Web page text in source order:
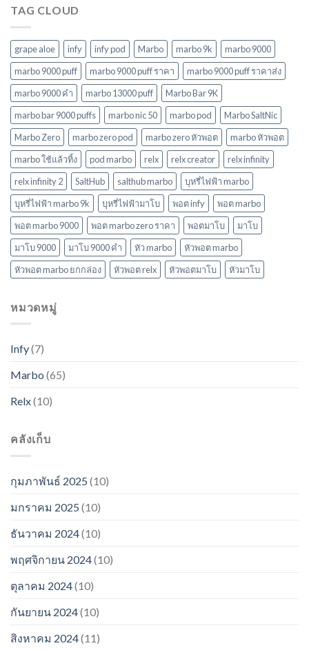
นิยม
ใหม่
ล่าสุด
ในปี
2568
TAG CLOUD
grape aloe infy infy pod Marbo marbo 9k
marbo 9000
marbo 9000 puff
marbo 9000 puff ราคา
marbo 9000 puff ราคาส่ง
marbo 9000 คํา
marbo 13000 puff
Marbo Bar 9K
marbo bar 9000 puffs
marbo nic 50 marbo pod
Marbo SaltNic
Marbo Zero
marbo zero pod marbo zero หัวพอต
marbo หัวพอต
marbo ใช้แล้วทิ้ง
pod marbo relx relx creator
relx infinity
relx infinity 2
SaltHub salthub marbo
บุหรี่ไฟฟ้า marbo
บุหรี่ไฟฟ้า marbo 9k
บุหรี่ไฟฟ้ามาโบ พอต infy
พอต marbo
พอต marbo 9000
พอต marbo zero ราคา พอตมาโบ
มาโบ
มาโบ 9000
มาโบ 9000 คํา หัว marbo
หัวพอต marbo
หัวพอต marbo ยกกล่อง
หัวพอต relx หัวพอตมาโบ หัวมาโบ
หมวดหมู่
Infy(7)
Marbo (65)
Relx(10)
คลังเก็บ
กุมภาพันธ์ 2025 (10)
มกราคม 2025 (10)
ธันวาคม 2024(10)
พฤศจิกายน 2024(10)
ตุลาคม 2024(10)
กันยายน 2024(10)
สิงหาคม 2024(11)